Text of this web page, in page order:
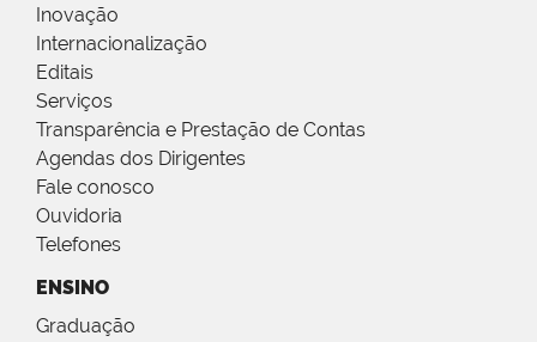
Inovação
Internacionalização
Editais
Serviços
Transparência e Prestação de Contas
Agendas dos Dirigentes
Fale conosco
Ouvidoria
Telefones
ENSINO
Graduação